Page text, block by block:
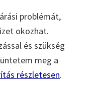
problémát,
okozhat.
és szükség
meg a
részletesen.